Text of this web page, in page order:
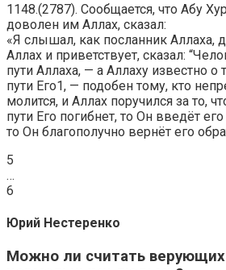
1148.(2787). Сообщается, что Абу
доволен им Аллах, сказал:
«Я слышал, как посланник Аллаха,
Аллах и приветствует, сказал:
пути Аллаха, — а Аллаху известно о
пути Его1, — подобен тому, кто
молится, и Аллах поручился за то,
пути Его погибнет, то Он введёт
то Он благополучно вернёт его
5
…
6
Юрий Нестеренко
Можно ли считать верующих